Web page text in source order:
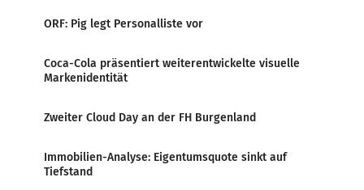
ORF: Pig legt Personalliste vor
Coca-Cola präsentiert weiterentwickelte visuelle
Markenidentität
Zweiter Cloud Day an der FH Burgenland
Immobilien-Analyse: Eigentumsquote sinkt auf
Tiefstand